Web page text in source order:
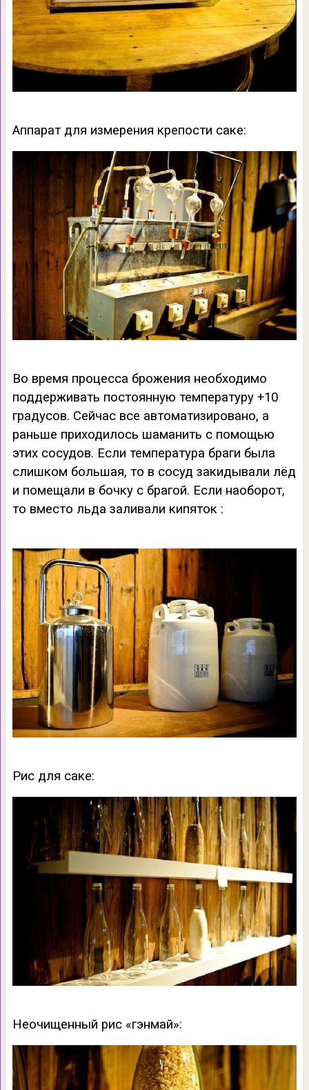
Аппарат для измерения крепости саке:
Во время процесса брожения необходимо
поддерживать постоянную температуру +10
градусов. Сейчас все автоматизировано, а
раньше приходилось шаманить с помощью
этих сосудов. Если температура браги была
слишком большая, то в сосуд закидывали лёд
и помещали в бочку с брагой. Если наоборот,
то вместо льда заливали кипяток :
Рис для саке:
Неочищенный рис «гэнмай»: